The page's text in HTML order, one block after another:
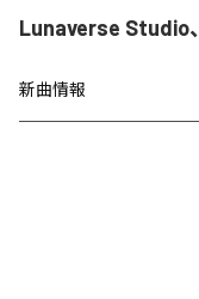
Lunaverse Studio
新曲情報